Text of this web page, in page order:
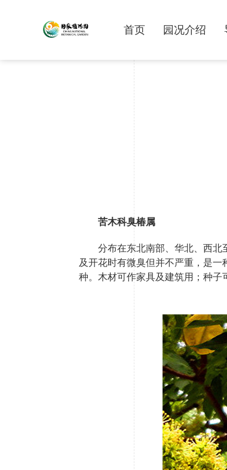
首页 园况介绍
苦木科臭椿属
分布在东北南部、华北、西北
及开花时有微臭但并不严重，是
种。木材可作家具及建筑用；种子